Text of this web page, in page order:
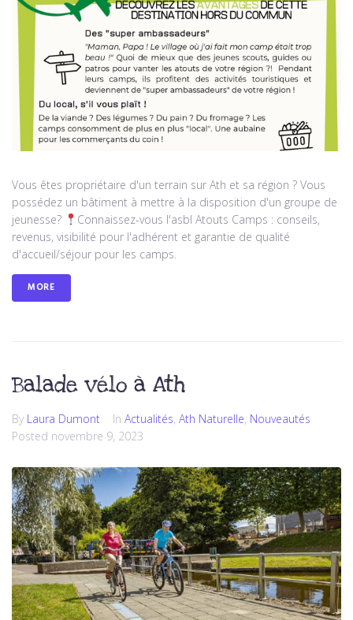
Vous êtes propriétaire d'un terrain sur Ath et sa région ? Vous
possédez un bâtiment à mettre à la disposition d'un groupe de
jeunesse?
Connaissez-vous l'asbl Atouts Camps : conseils,
revenus, visibilité pour l'adhérent et garantie de qualité
d'accueil/séjour pour les camps.
MORE
Balade vélo à Ath
By Laura Dumont In Actualités, Ath Naturelle, Nouveautés
Posted novembre 9, 2023